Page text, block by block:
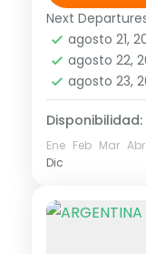
Panajachel,
Livingston,
Ciudad de...
América,
1 Personas
Next
agosto 21,
agosto 22,
agosto 23,
Disponibilidad:
Ene Feb Mar Abr
Dic